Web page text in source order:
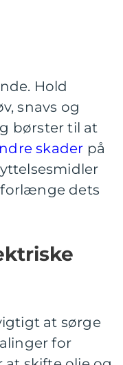
Hold
snavs og
børster til at
skader på
forlænge dets
at sørge
for